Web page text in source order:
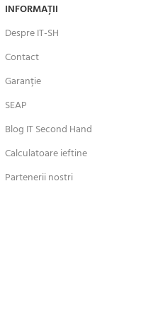
INFORMAȚII
Despre IT-SH
Contact
Garanție
SEAP
Blog IT Second Hand
Calculatoare ieftine
Partenerii nostri